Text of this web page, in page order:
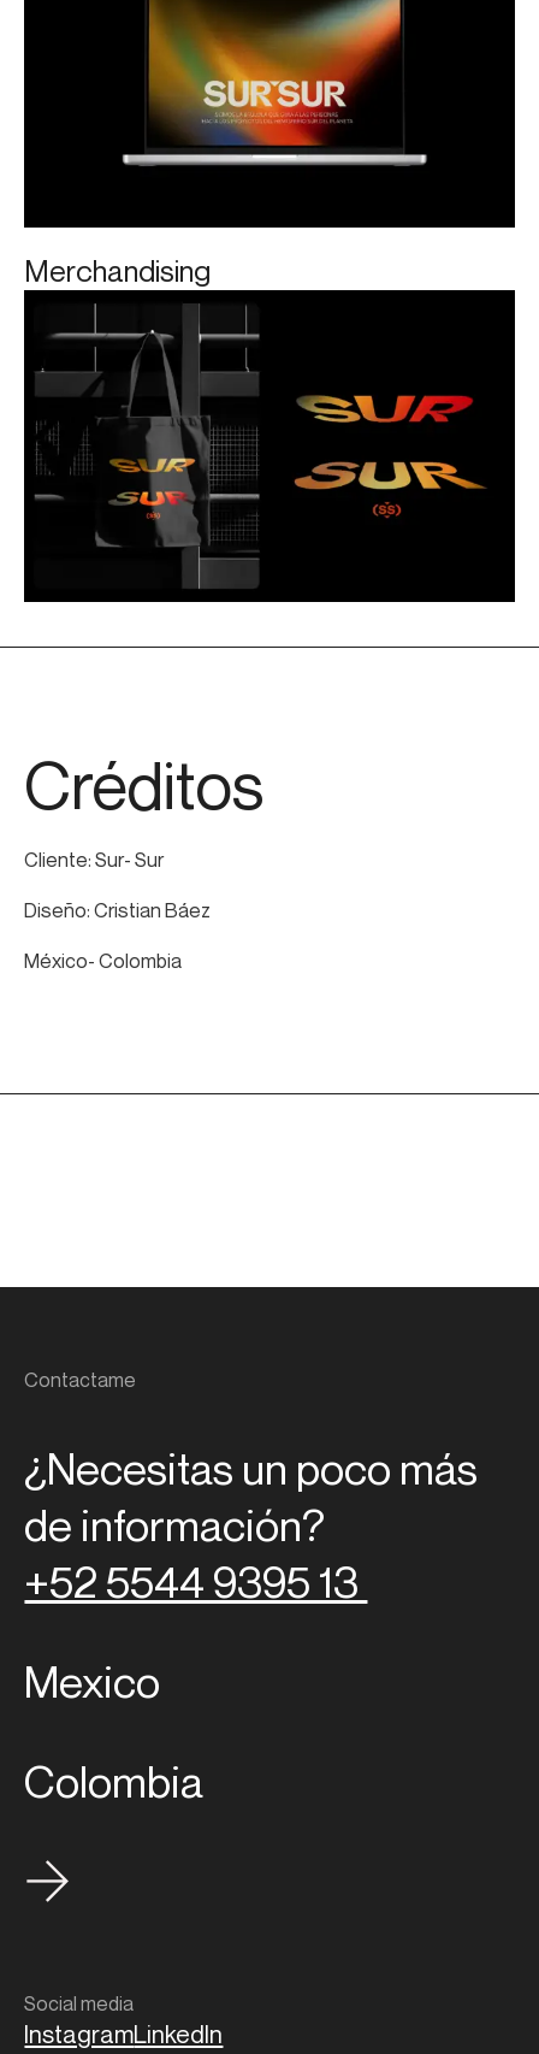
Merchandising
Créditos
Cliente: Sur- Sur
Diseño: Cristian Báez
México- Colombia
Contactame
¿Necesitas un poco más
de información?
+52 5544 9395 13
Mexico
Colombia
Social media
InstagramLinkedIn